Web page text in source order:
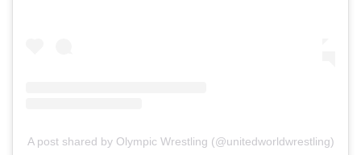
A post shared by Olympic Wrestling (@unitedworldwrestling)